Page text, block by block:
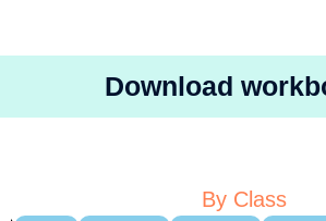
Download
By Class